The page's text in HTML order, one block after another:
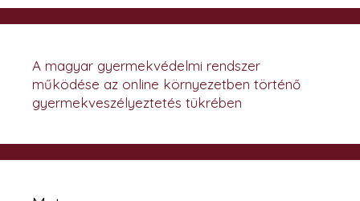
A magyar gyermekvédelmi rendszer
működése az online környezetben történő
gyermekveszélyeztetés tükrében